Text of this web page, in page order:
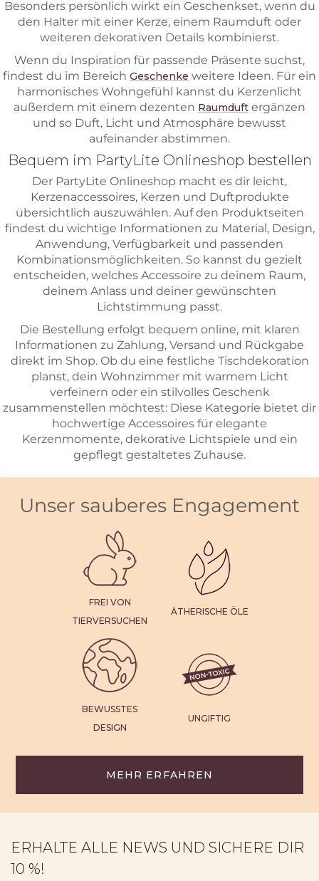
Besonders persönlich wirkt ein Geschenkset, wenn du
den Halter mit einer Kerze, einem Raumduft oder
weiteren dekorativen Details kombinierst.
Wenn du Inspiration für passende Präsente suchst,
findest du im Bereich Geschenke weitere Ideen. Für ein
harmonisches Wohngefühl kannst du Kerzenlicht
außerdem mit einem dezenten Raumduft ergänzen
und so Duft, Licht und Atmosphäre bewusst
aufeinander abstimmen.
Bequem im PartyLite Onlineshop bestellen
Der PartyLite Onlineshop macht es dir leicht,
Kerzenaccessoires, Kerzen und Duftprodukte
übersichtlich auszuwählen. Auf den Produktseiten
findest du wichtige Informationen zu Material, Design,
Anwendung, Verfügbarkeit und passenden
Kombinationsmöglichkeiten. So kannst du gezielt
entscheiden, welches Accessoire zu deinem Raum,
deinem Anlass und deiner gewünschten
Lichtstimmung passt.
Die Bestellung erfolgt bequem online, mit klaren
Informationen zu Zahlung, Versand und Rückgabe
direkt im Shop. Ob du eine festliche Tischdekoration
planst, dein Wohnzimmer mit warmem Licht
verfeinern oder ein stilvolles Geschenk
zusammenstellen möchtest: Diese Kategorie bietet dir
hochwertige Accessoires für elegante
Kerzenmomente, dekorative Lichtspiele und ein
gepflegt gestaltetes Zuhause.
Unser sauberes Engagement
FREI VON
TIERVERSUCHEN
ÄTHERISCHE ÖLE
BEWUSSTES
DESIGN
UNGIFTIG
MEHR ERFAHREN
ERHALTE ALLE NEWS UND SICHERE DIR
10 %!